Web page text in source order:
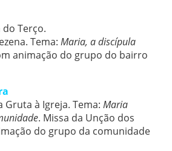
do Terço.
Tema: Maria, a discípula
animação do grupo do bairro
Gruta à Igreja. Tema: Maria
. Missa da Unção dos
do grupo da comunidade